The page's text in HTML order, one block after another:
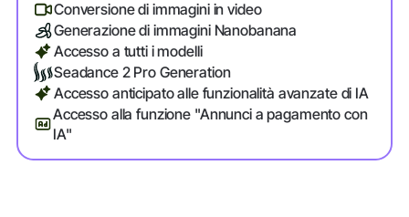
Conversione di immagini in video
Generazione di immagini Nanobanana
Accesso a tutti i modelli
Seadance 2 Pro Generation
Accesso anticipato alle funzionalità avanzate di IA
Accesso alla funzione "Annunci a pagamento con
IA"